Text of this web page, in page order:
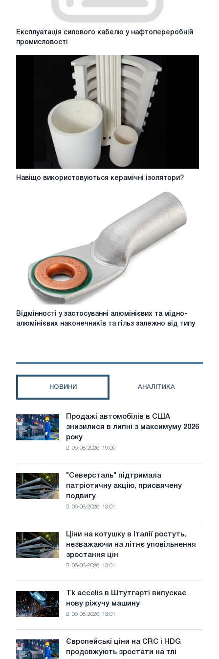
Експлуатація
силового
нафтопереробній
Експлуатація силового кабелю у нафтопереробній
промисловості
Навіщо
використовуються
Навіщо використовуються керамічні ізолятори?
Відмінності
мідно-
гільз
від
типу
навантаження
Відмінності у застосуванні алюмінієвих та мідно-
алюмінієвих наконечників та гільз залежно від типу
НОВИНИ АНАЛІТИКА
Продажі
автомобілів
в
липні
з
максимуму
року
Продажі автомобілів в США
знизилися в липні з максимуму 2026
року
06-08-2026, 19:00
"Северсталь"
підтримала
патріотичну
радянської
авіації
в
Великої
Вітчизняної
війни
"Северсталь" підтримала
патріотичну акцію, присвячену
подвигу
06-08-2026, 13:01
Ціни
на
котушку
незважаючи
на
літнє
уповільнення
зростання
цін
Ціни на котушку в Італії ростуть,
незважаючи на літнє уповільнення
зростання цін
06-08-2026, 13:01
Tk
accelis
в
нову
ріжучу
Tk accelis в Штутгарті випускає
нову ріжучу машину
06-08-2026, 13:01
Європейські
ціни
Європейські ціни на CRC і HDG
продовжують зростати на тлі